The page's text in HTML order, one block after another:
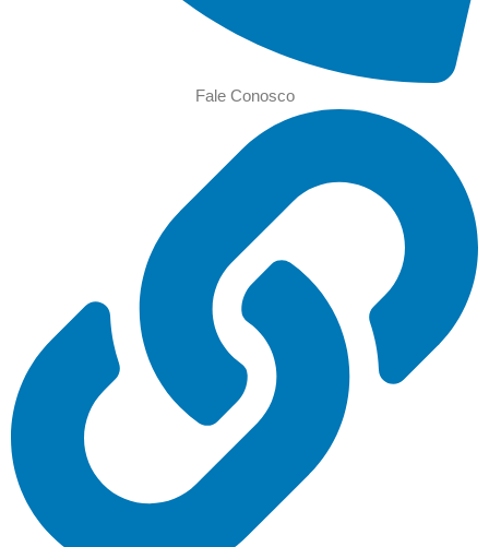
Fale Conosco